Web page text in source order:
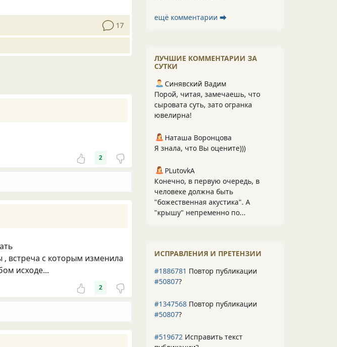
17
2
, встреча с которым изменила
исходе...
2
ещё комментарии ⮕
ЛУЧШИЕ КОММЕНТАРИИ ЗА
СУТКИ
Синявский Вадим
Порой, читая, замечаешь, что
сыровата суть, зато огранка
ювелирна!
Наташа Воронцова
Я знала, что Вы оцените)))
PLutоvkА
Конечно, в первую очередь, в
человеке должна быть
"божественная акустика". А
"крышу" непременно по...
ИСПРАВЛЕНИЯ И ПРЕТЕНЗИИ
#1886781 Повтор публикации
#50807?
#1347568 Повтор публикации
#50807?
#519672 Исправить текст